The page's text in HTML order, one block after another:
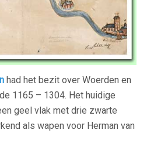
had het bezit over Woerden en
1165 – 1304. Het huidige
geel vlak met drie zwarte
als wapen voor Herman van